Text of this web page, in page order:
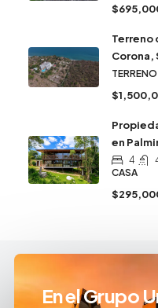
Terreno
Corona,
TERRENO
en
4
CASA
En el Grupo